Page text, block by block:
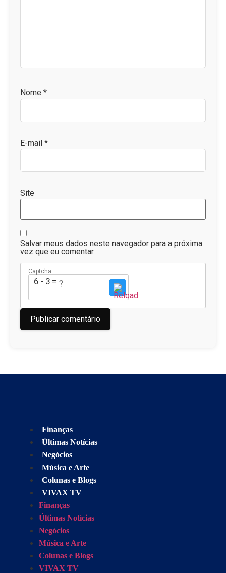
Nome *
E-mail *
Site
Salvar meus dados neste navegador para a próxima
vez que eu comentar.
Captcha
6 - 3 = ?
Finanças
Últimas Notícias
Negócios
Música e Arte
Colunas e Blogs
VIVAX TV
Finanças
Últimas Notícias
Negócios
Música e Arte
Colunas e Blogs
VIVAX TV